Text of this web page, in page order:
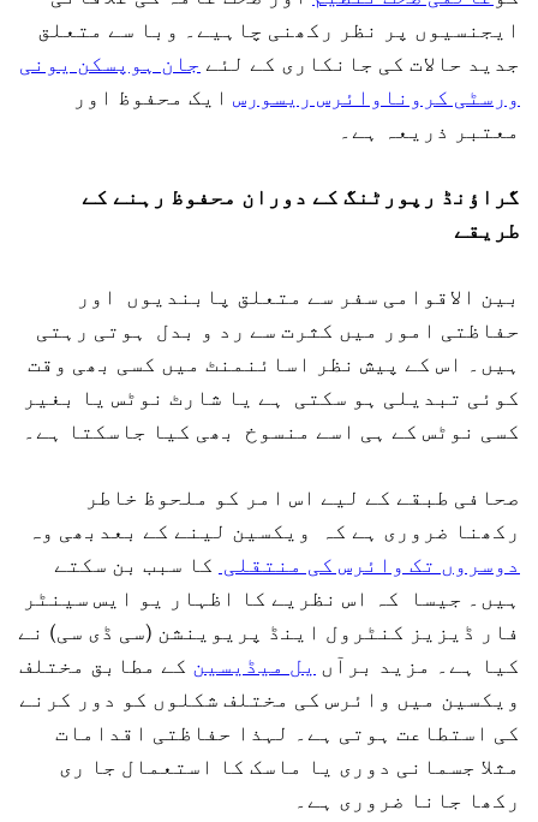
ایجنسیوں پر نظر رکھنی چاہیے۔ وبا سے متعلق
جدید حالات کی جانکاری کے لئےجان ہوپسکن یونی
ورسٹی کروناوائرس ریسورس ایک محفوظ اور
معتبر ذریعہ ہے۔
گراؤنڈ رپورٹنگ کے دوران محفوظ رہنے کے
طریقے
بین الاقوامی سفر سے متعلق پابندیوں اور
حفاظتی امور میں کثرت سے رد و بدل ہوتی رہتی
ہیں۔ اس کے پیش نظر اسائنمنٹ میں کسی بھی وقت
کوئی تبدیلی ہو سکتی ہے یا شارٹ نوٹس یا بغیر
کسی نوٹس کے ہی اسے منسوخ بھی کیا جاسکتا ہے۔
صحافی طبقے کے لیے اس امر کو ملحوظ خاطر
رکھنا ضروری ہے کہ ویکسین لینے کے بعدبھی وہ
دوسروں تک وائرس کی منتقلی کا سبب بن سکتے
ہیں۔ جیسا کہ اس نظریے کا اظہار یو ایس سینٹر
فار ڈیزیز کنٹرول اینڈ پریوینشن (سی ڈی سی) نے
کیا ہے۔ مزید برآںیل میڈیسین کے مطابق مختلف
ویکسین میں وائرس کی مختلف شکلوں کو دور کرنے
کی استطاعت ہوتی ہے۔ لہذا حفاظتی اقدامات
مثلا جسمانی دوری یا ماسک کا استعمال جا ری
رکھا جانا ضروری ہے۔